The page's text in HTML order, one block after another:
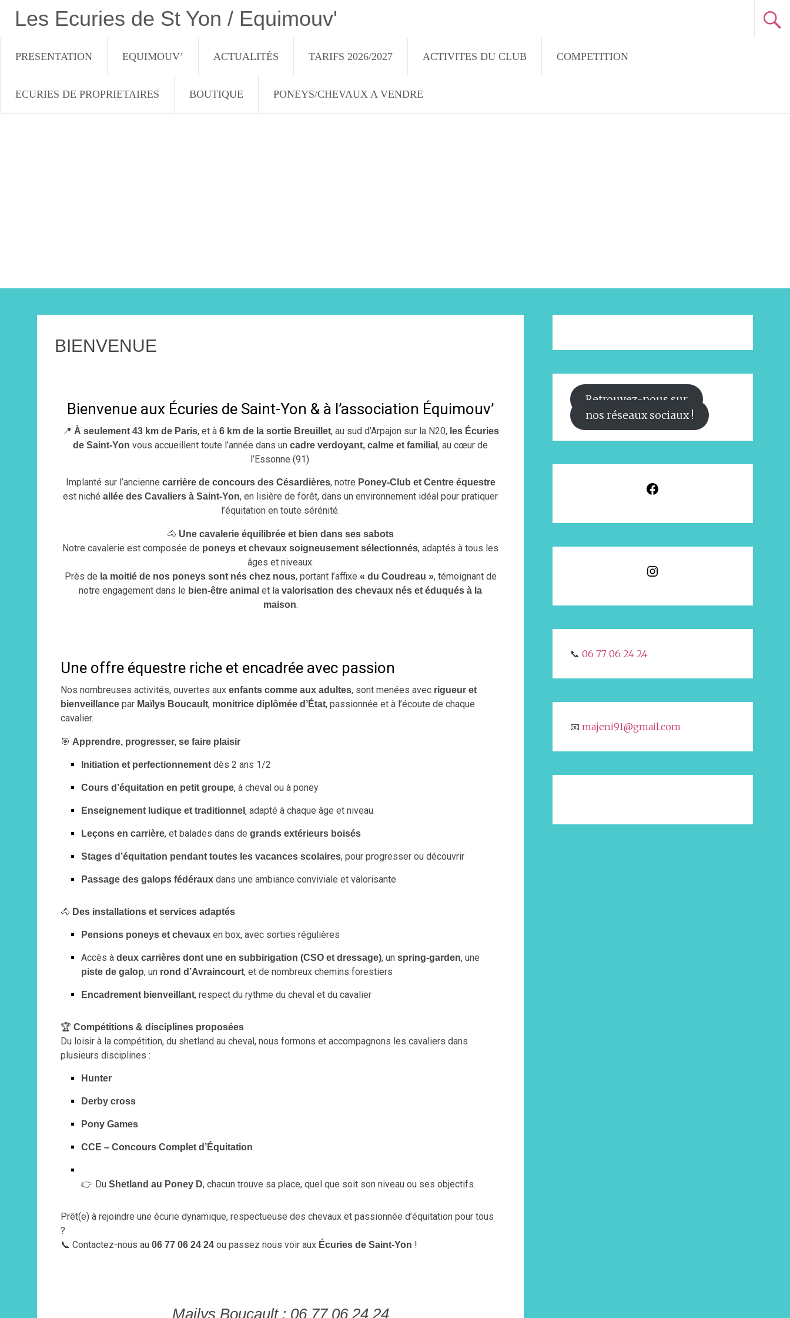
Les Ecuries de St Yon / Equimouv'
PRESENTATION EQUIMOUV’ ACTUALITÉS TARIFS 2026/2027 ACTIVITES DU CLUB COMPETITION
ECURIES DE PROPRIETAIRES BOUTIQUE PONEYS/CHEVAUX A VENDRE
BIENVENUE
Bienvenue aux Écuries de Saint-Yon & à l’association Équimouv’
📍 À seulement 43 km de Paris, et à 6 km de la sortie Breuillet, au sud d’Arpajon sur la N20, les Écuries
de Saint-Yon vous accueillent toute l’année dans uncadre verdoyant, calme et familial, au cœur de
l’Essonne (91).
Implanté sur l’ancienne carrière de concours des Césardières, notre Poney-Club et Centre équestre
est nichéallée des Cavaliers à Saint-Yon, en lisière de forêt, dans un environnement idéal pour pratiquer
l’équitation en toute sérénité.
🐴 Une cavalerie équilibrée et bien dans ses sabots
Notre cavalerie est composée de poneys et chevaux soigneusement sélectionnés, adaptés à tous les
âges et niveaux.
Près de la moitié de nos poneys sont nés chez nous, portant l’affixe « du Coudreau », témoignant de
notre engagement dans le bien-être animal et lavalorisation des chevaux nés et éduqués à la
maison.
Une offre équestre riche et encadrée avec passion
Nos nombreuses activités, ouvertes aux enfants comme aux adultes, sont menées avec rigueur et
bienveillance par Maïlys Boucault, monitrice diplômée d’État, passionnée et à l’écoute de chaque
cavalier.
🎯 Apprendre, progresser, se faire plaisir
Initiation et perfectionnement dès 2 ans 1/2
Cours d’équitation en petit groupe, à cheval ou à poney
Enseignement ludique et traditionnel , adapté à chaque âge et niveau
Leçons en carrière, et balades dans de grands extérieurs boisés
Stages d’équitation pendant toutes les vacances scolaires, pour progresser ou découvrir
Passage des galops fédéraux dans une ambiance conviviale et valorisante
🐴 Des installations et services adaptés
Pensions poneys et chevaux en box, avec sorties régulières
Accès à deux carrières dont une en subbirigation (CSO et dressage), un spring-garden, une
piste de galop, un rond d’Avraincourt, et de nombreux chemins forestiers
Encadrement bienveillant, respect du rythme du cheval et du cavalier
🏆 Compétitions & disciplines proposées
Du loisir à la compétition, du shetland au cheval, nous formons et accompagnons les cavaliers dans
plusieurs disciplines :
Hunter
Derby cross
Pony Games
CCE – Concours Complet d’Équitation
👉 Du Shetland au Poney D, chacun trouve sa place, quel que soit son niveau ou ses objectifs.
Prêt(e) à rejoindre une écurie dynamique, respectueuse des chevaux et passionnée d’équitation pour tous
?
📞 Contactez-nous au 06 77 06 24 24 ou passez nous voir aux Écuries de Saint-Yon !
Mailys Boucault : 06 77 06 24 24
Retrouvez-nous sur
nos réseaux sociaux !
📞 06 77 06 24 24
📧 majeni91@gmail.com